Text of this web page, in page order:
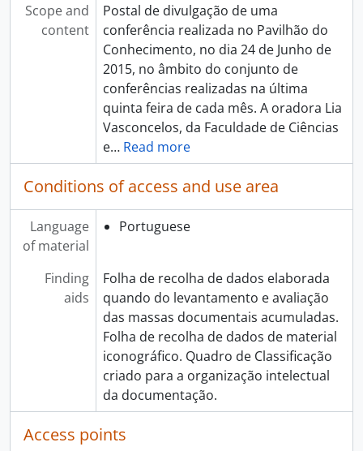
Scope and
content
Postal de divulgação de uma
conferência realizada no Pavilhão do
Conhecimento, no dia 24 de Junho de
2015, no âmbito do conjunto de
conferências realizadas na última
quinta feira de cada mês. A oradora Lia
Vasconcelos, da Faculdade de Ciências
e… Read more
Conditions of access and use area
Language
of material
Portuguese
Finding
aids
Folha de recolha de dados elaborada
quando do levantamento e avaliação
das massas documentais acumuladas.
Folha de recolha de dados de material
iconográfico. Quadro de Classificação
criado para a organização intelectual
da documentação.
Access points